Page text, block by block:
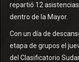
repartió 12
dentro de la Mayor.
Con un día de
etapa de grupos el
del Clasificatorio